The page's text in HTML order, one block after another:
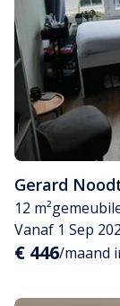
Gerard
12 m²
Vanaf 1 Sep
€ 446/maand